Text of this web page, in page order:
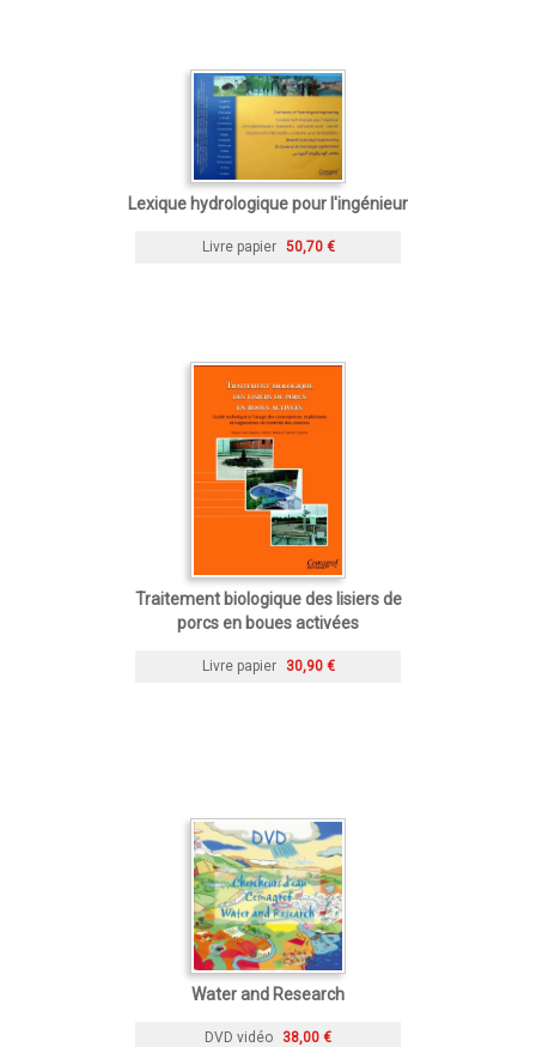
Lexique hydrologique pour l'ingénieur
Livre papier 50,70 €
Traitement biologique des lisiers de
porcs en boues activées
Livre papier 30,90 €
Water and Research
DVD vidéo 38,00 €